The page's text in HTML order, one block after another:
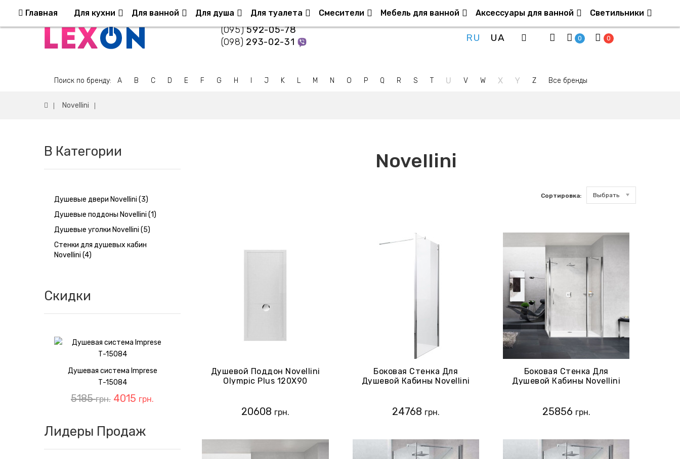
Оплата и Доставка
(095)592-05-78
(098) 293-02-31 RU UA 0 0
Главная Для кухни Для ванной Для душа Для туалета Смесители Мебель для ванной Аксессуары для ванной Светильники
Поиск по бренду: A B C D E F G H J K L M N O P Q R S T U V W X Y Z Все бренды
Novellini
Novellini
Сортировка: Выбрать
Душевой Поддон Novellini
Olympic Plus 120X90
20608 грн.
Боковая Стенка Для
Душевой Кабины Novellini
24768 грн.
Боковая Стенка Для
Душевой Кабины Novellini
25856 грн.
В Категории
Душевые двери Novellini (3)
Душевые поддоны Novellini (1)
Душевые уголки Novellini (5)
Стенки для душевых кабин
Novellini (4)
Скидки
Душевая система Imprese
Т-15084
5185грн. 4015 грн.
Лидеры Продаж